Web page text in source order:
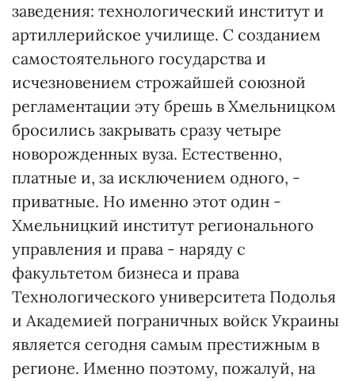
заведения: технологический институт и
артиллерийское училище. С созданием
самостоятельного государства и
исчезновением строжайшей союзной
регламентации эту брешь в Хмельницком
бросились закрывать сразу четыре
новорожденных вуза. Естественно,
платные и, за исключением одного, -
приватные. Но именно этот один -
Хмельницкий институт регионального
управления и права - наряду с
факультетом бизнеса и права
Технологического университета Подолья
и Академией пограничных войск Украины
является сегодня самым престижным в
регионе. Именно поэтому, пожалуй, на